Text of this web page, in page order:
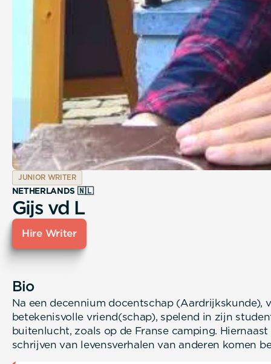
JUNIOR WRITER
NETHERLANDS 🇳🇱
Gijs vd L
Hire Writer
Bio
Na een decennium docentschap (Aardrijkskunde),
betekenisvolle vriend(schap), spelend in zijn
buitenlucht, zoals op de Franse camping.
schrijven van levensverhalen van anderen komen